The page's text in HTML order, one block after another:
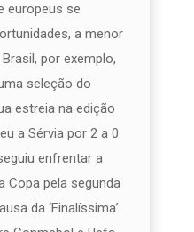
europeus se
a menor
por exemplo,
seleção do
estreia na edição
a Sérvia por 2 a 0.
enfrentar a
Copa pela segunda
da ‘Finalíssima’